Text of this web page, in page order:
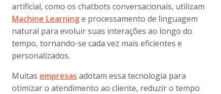
artificial, como os chatbots conversacionais, utilizam
Machine Learninge processamento de linguagem
natural para evoluir suas interações ao longo do
tempo, tornando-se cada vez mais eficientes e
personalizados.
Muitas empresas adotam essa tecnologia para
otimizar o atendimento ao cliente, reduzir o tempo